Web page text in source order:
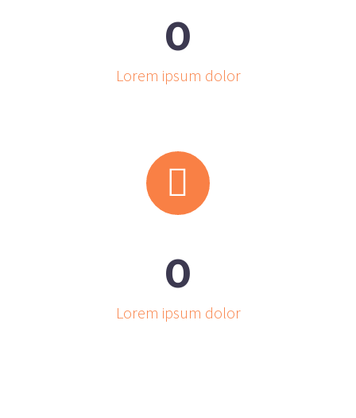
0
Lorem ipsum dolor


0
Lorem ipsum dolor